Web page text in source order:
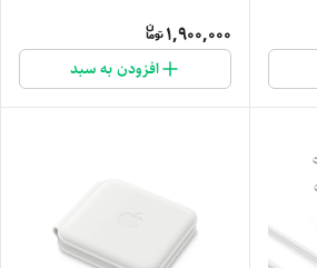
1,900,000
افزودن به سبد